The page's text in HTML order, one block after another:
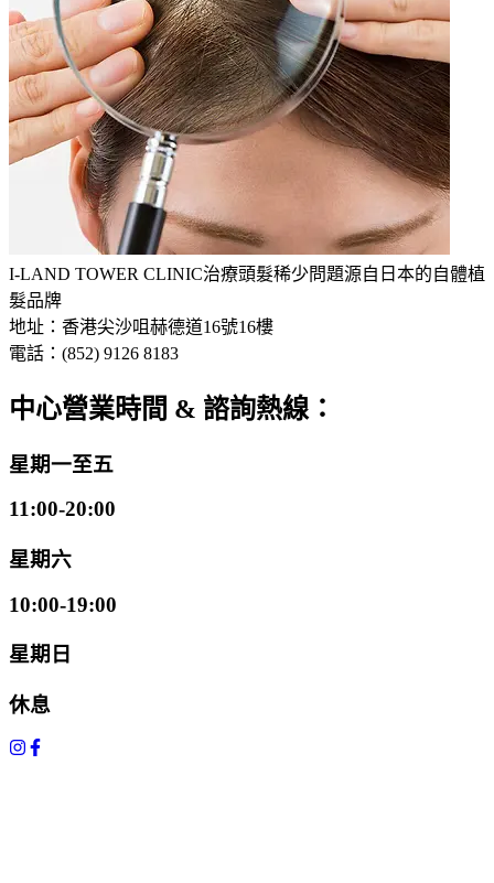
I-LAND TOWER CLINIC治療頭髮稀少問題源自日本的自體植
髮品牌
地址：香港尖沙咀赫德道16號16樓
電話：(852) 9126 8183
中心營業時間 & 諮詢熱線：
星期一至五
11:00-20:00
星期六
10:00-19:00
星期日
休息